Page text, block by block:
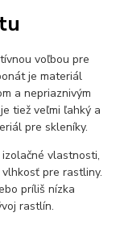
voľbou pre
je materiál
a nepriaznivým
tiež veľmi ľahký a
pre skleníky.
vlastnosti,
pre rastliny.
príliš nízka
rastlín.